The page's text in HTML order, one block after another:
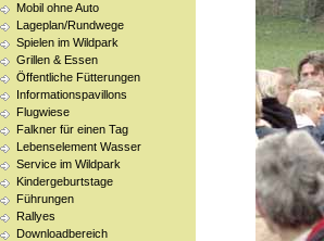
Mobil ohne Auto
Lageplan/Rundwege
Spielen im Wildpark
Grillen & Essen
Öffentliche Fütterungen
Informationspavillons
Flugwiese
Falkner für einen Tag
Lebenselement Wasser
Service im Wildpark
Kindergeburtstage
Führungen
Rallyes
Downloadbereich